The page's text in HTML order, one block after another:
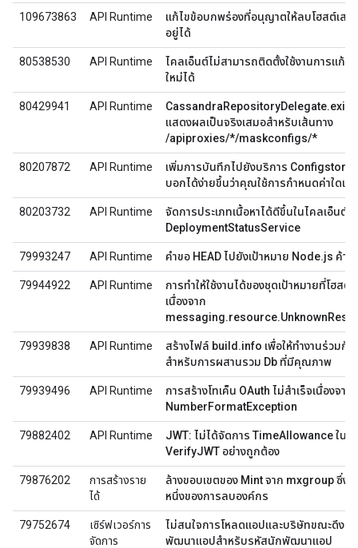
109673863 API Runtime
แก้ไขข้อบกพร่องที่อนุญาตให้ลบโฮสต์เสมื
อยู่ได้
80538530 API Runtime
ไคลเอ็นต์ไม่สามารถติดตั้งใช้งานการแก้ไ
ใหม่ได้
80429941 API Runtime
แสดงผลเป็นจริงเสมอสำหรับเส้นทาง
/apiproxies/*/maskconfigs/*
80207872 API Runtime
เพิ่มการบันทึกไปยังบริการ Configstore
บอกได้ง่ายขึ้นว่าคุณใช้การกำหนดค่าใดเมื่
80203732 API Runtime
จัดการประเภทเนื้อหาได้ดีขึ้นในไคลเอ็นต์
DeploymentStatusService
79993247 API Runtime คำขอ HEAD ไปยังเป้าหมาย Node.js ค้าง
79944922 API Runtime
การทําให้ใช้งานได้ของชุดเป้าหมายที่โฮสต์
เนื่องจาก
79939838 API Runtime
สร้างไฟล์ build.info เพื่อให้ทำงานร่วมกั
สำหรับการผสานรวม Db ที่มีคุณภาพ
79939496 API Runtime
การสร้างโทเค็น OAuth ไม่สำเร็จเนื่องจาก
NumberFormatException
79882402 API Runtime
JWT: ไม่ได้จัดการ TimeAllowance ใน
VerifyJWT อย่างถูกต้อง
79876202
การสร้างราย
ได้
ล้างขอบเขตของ Mint จาก mxgroup ซึ่งเ
หนึ่งของการลบองค์กร
79752674
เซิร์ฟเวอร์การ
จัดการ
ไม่สนใจการโหลดแอปและบริษัทขณะดึงอี
พัฒนาแอปสำหรับรหัสนักพัฒนาแอป